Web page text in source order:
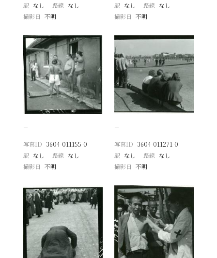
駅 なし 路線 なし
撮影日
不明
駅 なし 路線 なし
撮影日 不明
−
写真ID 3604-011155-0
駅 なし 路線 なし
撮影日
不明
−
写真ID 3604-011271-0
駅 なし 路線 なし
撮影日 不明